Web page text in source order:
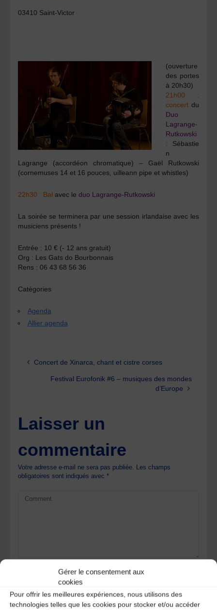
Gérer le consentement aux
cookies
Pour offrir les meilleures expériences, nous utilisons des
technologies telles que les cookies pour stocker et/ou accéder
03410 Saint-Victor
(ouverture
des portes
à 20h30)
21h00 :
concert du
Duo
Lagrange-
Rutkowski
: Sébastie
n
Lagrange (accordéon chromatique) – Gaël Rutkowski
(cornemuses 14 et 16 pouces, uilleann pipe et whistles)
22h30 : Bal avec leduo Lagrange-Rutkowski
La soirée se terminera par une session irlandaise avec les
musiciens présents !
Entrée : 10 € (- 12 ans gratuit)
Org : Les Gats do Bourbonnais
Rens : 06 43 68 56 36
Catégories
Agenda
Allier agenda
Concert de Xinarca, chant et cistre corses
Festival Eurofonik #6 – musiques des mondes
d’Europe
Laisser un
commentaire
Votre adresse e-mail ne sera pas publiée. Les champs
obligatoires sont indiqués avec*